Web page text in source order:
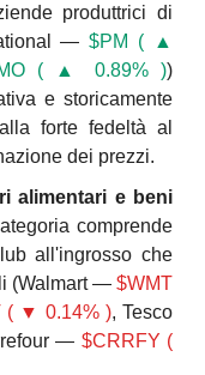
produttrici di
— $PM ( ▲
( ▲ 0.89% ))
e storicamente
forte fedeltà al
dei prezzi.
alimentari e beni
comprende
all'ingrosso che
(Walmart — $WMT
( ▼ 0.14% ), Tesco
— $CRRFY (